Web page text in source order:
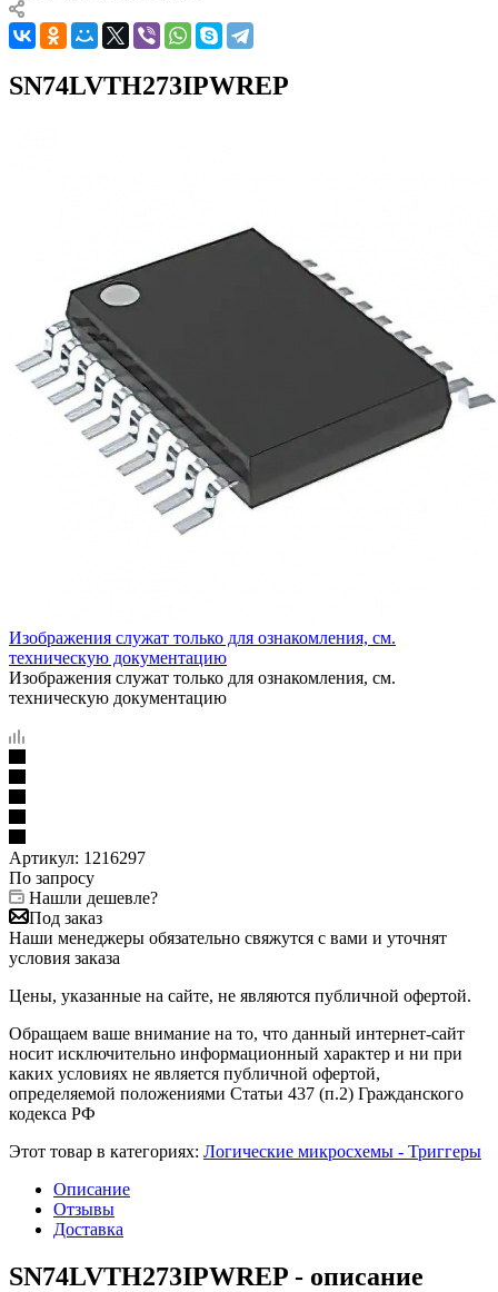
SN74LVTH273IPWREP
Изображения служат только для ознакомления, см.
техническую документацию
Изображения служат только для ознакомления, см.
техническую документацию
Артикул: 1216297
По запросу
Нашли дешевле?
Под заказ
Наши менеджеры обязательно свяжутся с вами и уточнят
условия заказа
Цены, указанные на сайте, не являются публичной офертой.
Обращаем ваше внимание на то, что данный интернет-сайт
носит исключительно информационный характер и ни при
каких условиях не является публичной офертой,
определяемой положениями Статьи 437 (п.2) Гражданского
кодекса РФ
Этот товар в категориях: Логические микросхемы - Триггеры
Описание
Отзывы
Доставка
SN74LVTH273IPWREP - описание